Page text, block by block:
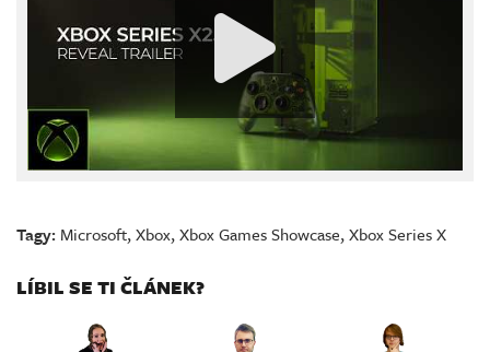
Tagy: Microsoft,Xbox,Xbox Games Showcase,Xbox Series X
LÍBIL SE TI ČLÁNEK?